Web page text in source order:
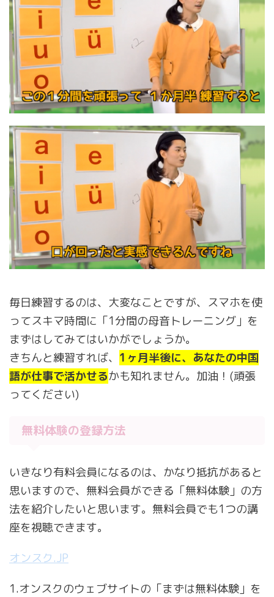
毎日練習するのは、大変なことですが、スマホを使
ってスキマ時間に「1分間の母音トレーニング」を
まずはしてみてはいかがでしょうか。
きちんと練習すれば、 1ヶ月半後に、あなたの中国
語が仕事で活かせるかも知れません。加油！(頑張
ってください)
無料体験の登録方法
いきなり有料会員になるのは、かなり抵抗があると
思いますので、無料会員ができる「無料体験」の方
法を紹介したいと思います。無料会員でも1つの講
座を視聴できます。
オンスク.JP
1.オンスクのウェブサイトの「まずは無料体験」を